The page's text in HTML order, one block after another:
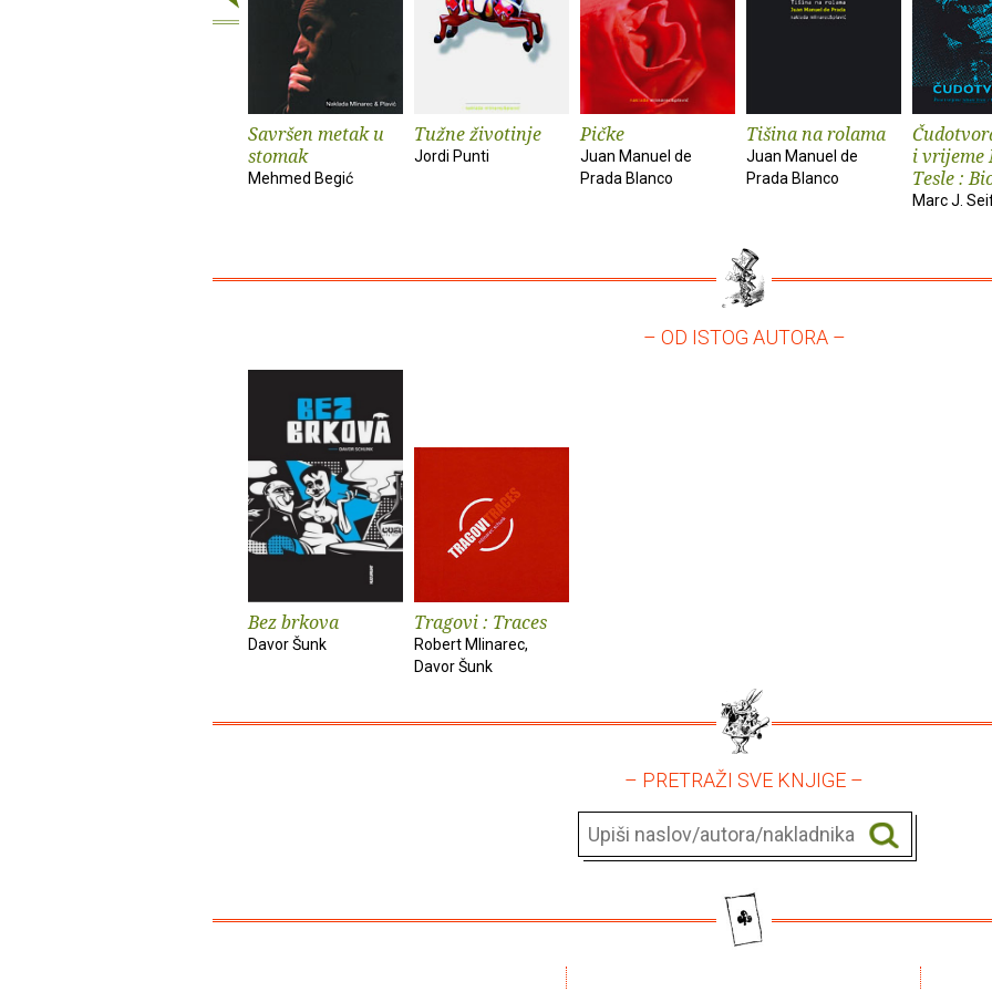
Savršen metak u
stomak
Mehmed Begić
Tužne životinje
Jordi Punti
Pičke
Juan Manuel de
Prada Blanco
Tišina na rolama
Juan Manuel de
Prada Blanco
i vrijeme
Tesle :
Marc J.
– OD ISTOG AUTORA –
Bez brkova
Davor Šunk
Tragovi : Traces
Robert Mlinarec,
Davor Šunk
– PRETRAŽI SVE KNJIGE –